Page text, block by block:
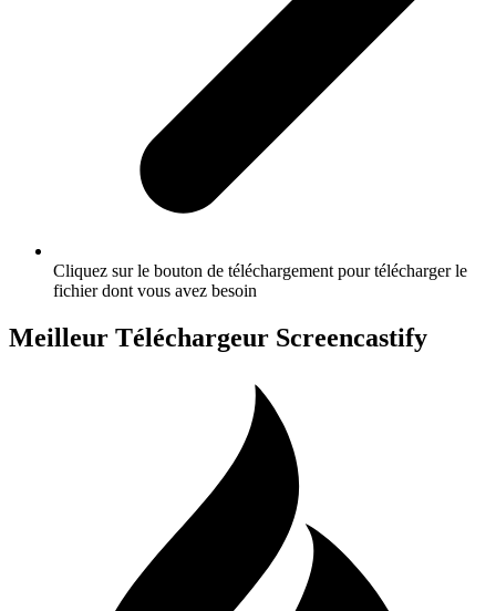
Cliquez sur le bouton de téléchargement pour télécharger le
fichier dont vous avez besoin
Meilleur Téléchargeur Screencastify